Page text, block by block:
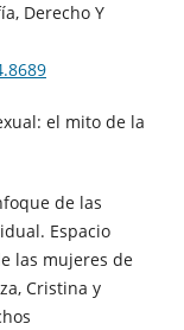
Derecho Y
el mito de la
de las
Espacio
las mujeres de
Cristina y